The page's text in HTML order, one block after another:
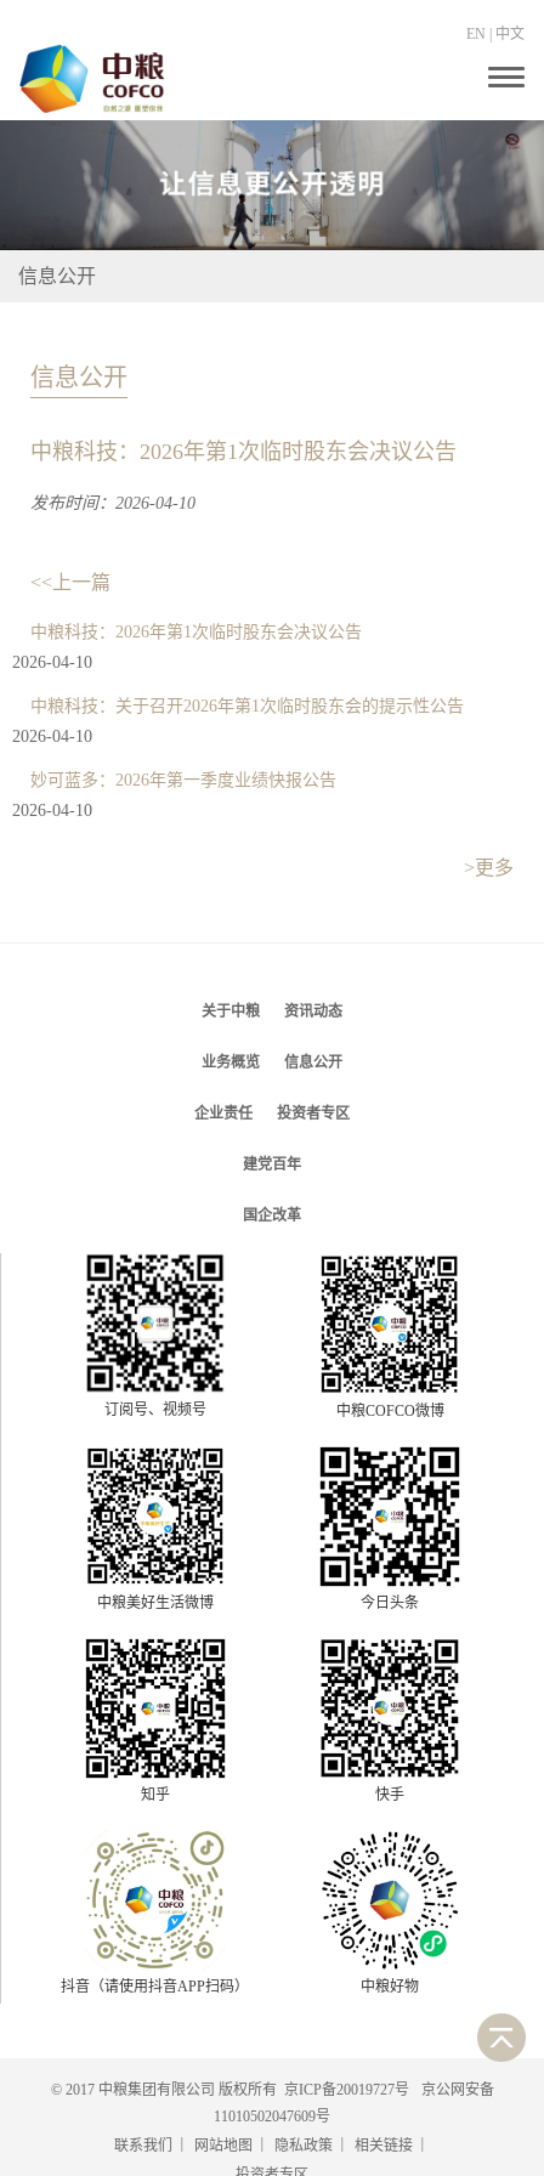
EN 中文
T
g
g
v
信息公开
信息公开
中粮科技：2026年第1次临时股东会决议公告
发布时间：2026-04-10
<<上一篇
中粮科技：2026年第1次临时股东会决议公告
2026-04-10
中粮科技：关于召开2026年第1次临时股东会的提示性公告
2026-04-10
妙可蓝多：2026年第一季度业绩快报公告
2026-04-10
>更多
关于中粮 资讯动态
业务概览 信息公开
企业责任 投资者专区
建党百年
国企改革
订阅号、视频号 中粮COFCO微博
中粮美好生活微博 今日头条
知乎 快手
抖音（请使用抖音APP扫码） 中粮好物
© 2017 中粮集团有限公司 版权所有 京ICP备20019727号
京公网安备
11010502047609号
联系我们
网站地图 隐私政策 相关链接